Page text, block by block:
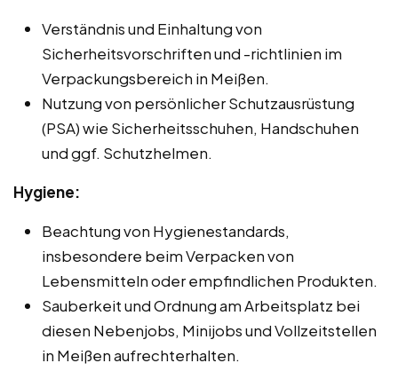
Verständnis und Einhaltung von
Sicherheitsvorschriften und -richtlinien im
Verpackungsbereich in Meißen.
Nutzung von persönlicher Schutzausrüstung
(PSA) wie Sicherheitsschuhen, Handschuhen
und ggf. Schutzhelmen.
Hygiene:
Beachtung von Hygienestandards,
insbesondere beim Verpacken von
Lebensmitteln oder empfindlichen Produkten.
Sauberkeit und Ordnung am Arbeitsplatz bei
diesen Nebenjobs, Minijobs und Vollzeitstellen
in Meißen aufrechterhalten.